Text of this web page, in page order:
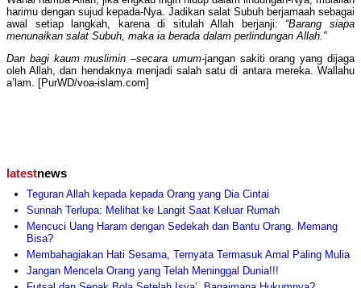
harimu dengan sujud kepada-Nya. Jadikan salat Subuh berjamaah sebagai
awal setiap langkah, karena di situlah Allah berjanji: “Barang siapa
menunaikan salat Subuh, maka ia berada dalam perlindungan Allah.”
Dan bagi kaum muslimin –secara umum-jangan sakiti orang yang dijaga
oleh Allah, dan hendaknya menjadi salah satu di antara mereka. Wallahu
a’lam. [PurWD/voa-islam.com]
latestnews
Teguran Allah kepada kepada Orang yang Dia Cintai
Sunnah Terlupa: Melihat ke Langit Saat Keluar Rumah
Mencuci Uang Haram dengan Sedekah dan Bantu Orang. Memang
Bisa?
Membahagiakan Hati Sesama, Ternyata Termasuk Amal Paling Mulia
Jangan Mencela Orang yang Telah Meninggal Dunia!!!